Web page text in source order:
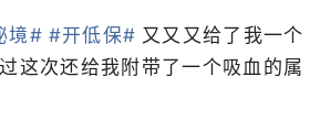
境# #开低保#又又又给了我一个
这次还给我附带了一个吸血的属